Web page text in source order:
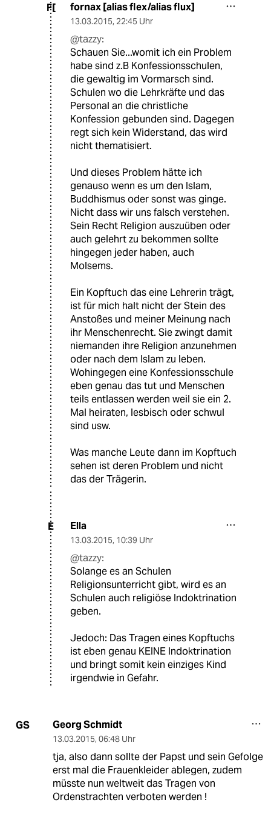
F[ fornax [alias flex/alias flux]
13.03.2015, 22:45 Uhr
@tazzy:
Schauen Sie...womit ich ein Problem
habe sind z.B Konfessionsschulen,
die gewaltig im Vormarsch sind.
Schulen wo die Lehrkräfte und das
Personal an die christliche
Konfession gebunden sind. Dagegen
regt sich kein Widerstand, das wird
nicht thematisiert.
Und dieses Problem hätte ich
genauso wenn es um den Islam,
Buddhismus oder sonst was ginge.
Nicht dass wir uns falsch verstehen.
Sein Recht Religion auszuüben oder
auch gelehrt zu bekommen sollte
hingegen jeder haben, auch
Molsems.
Ein Kopftuch das eine Lehrerin trägt,
ist für mich halt nicht der Stein des
Anstoßes und meiner Meinung nach
ihr Menschenrecht. Sie zwingt damit
niemanden ihre Religion anzunehmen
oder nach dem Islam zu leben.
Wohingegen eine Konfessionsschule
eben genau das tut und Menschen
teils entlassen werden weil sie ein 2.
Mal heiraten, lesbisch oder schwul
sind usw.
Was manche Leute dann im Kopftuch
sehen ist deren Problem und nicht
das der Trägerin.
E Ella
13.03.2015, 10:39 Uhr
@tazzy:
Solange es an Schulen
Religionsunterricht gibt, wird es an
Schulen auch religiöse Indoktrination
geben.
Jedoch: Das Tragen eines Kopftuchs
ist eben genau KEINE Indoktrination
und bringt somit kein einziges Kind
irgendwie in Gefahr.
GS Georg Schmidt
13.03.2015, 06:48 Uhr
tja, also dann sollte der Papst und sein Gefolge
erst mal die Frauenkleider ablegen, zudem
müsste nun weltweit das Tragen von
Ordenstrachten verboten werden !